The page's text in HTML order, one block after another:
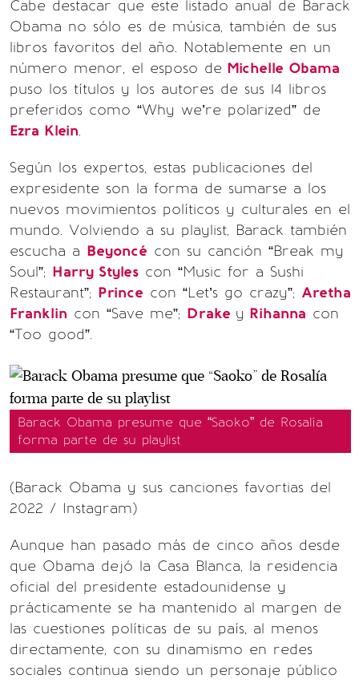
Cabe destacar que este listado anual de Barack
Obama no sólo es de música, también de sus
libros favoritos del año. Notablemente en un
número menor, el esposo de Michelle Obama
puso los títulos y los autores de sus 14 libros
preferidos como “Why we’re polarized” de
Ezra Klein.
Según los expertos, estas publicaciones del
expresidente son la forma de sumarse a los
nuevos movimientos políticos y culturales en el
mundo. Volviendo a su playlist, Barack también
escucha a Beyoncé con su canción “Break my
Soul”; Harry Styles con “Music for a Sushi
Restaurant”; Prince con “Let’s go crazy”; Aretha
Franklin con “Save me”; Drake y Rihanna con
“Too good”.
Barack Obama presume que “Saoko” de Rosalía
forma parte de su playlist
(Barack Obama y sus canciones favortias del
2022 / Instagram)
Aunque han pasado más de cinco años desde
que Obama dejó la Casa Blanca, la residencia
oficial del presidente estadounidense y
prácticamente se ha mantenido al margen de
las cuestiones políticas de su país, al menos
directamente, con su dinamismo en redes
sociales continua siendo un personaje público